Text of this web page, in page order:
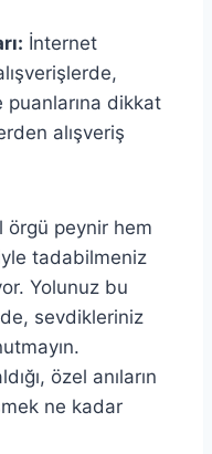
İnternet
puanlarına dikkat
alışveriş
örgü peynir hem
tadabilmeniz
Yolunuz bu
sevdikleriniz
özel anıların
ne kadar